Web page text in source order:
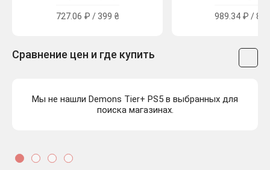
727.06 ₽ / 399 ₴ 989.34 ₽ /
Сравнение цен и где купить
Мы не нашли Demons Tier+ PS5 в выбранных для
поиска магазинах.